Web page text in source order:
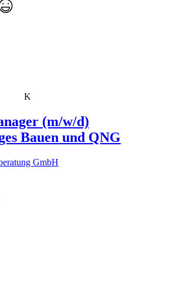
K
(m/w/d)
Bauen und QNG
GmbH